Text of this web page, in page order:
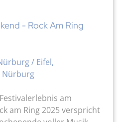
- Rock Am Ring
/ Eifel,
Nürburg
am
am Ring 2025 verspricht